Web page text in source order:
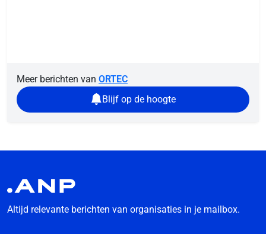
Meer berichten van ORTEC
Blijf op de hoogte
Altijd relevante berichten van organisaties in je mailbox.